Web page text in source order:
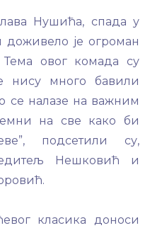
Нушића, спада у
је огроман
овог комада су
нису много бавили
се налазе на важним
на све како би
подсетили су,
Нешковић и
класика доноси